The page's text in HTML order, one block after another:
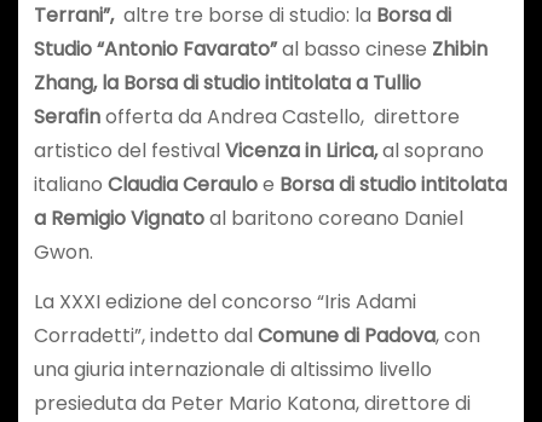
Terrani”, altre tre borse di studio: la Borsa di
Studio “Antonio Favarato”al basso cinese Zhibin
Zhang, la Borsa di studio intitolata a Tullio
Serafinofferta da Andrea Castello, direttore
artistico del festivalVicenza in Lirica,al soprano
italiano Claudia Cerauloe Borsa di studio intitolata
a Remigio Vignatoal baritono coreano Daniel
Gwon.
La XXXI edizione del concorso “Iris Adami
Corradetti”, indetto dalComune di Padova, con
una giuria internazionale di altissimo livello
presieduta da Peter Mario Katona, direttore di